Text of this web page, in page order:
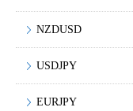
NZDUSD
USDJPY
EURJPY